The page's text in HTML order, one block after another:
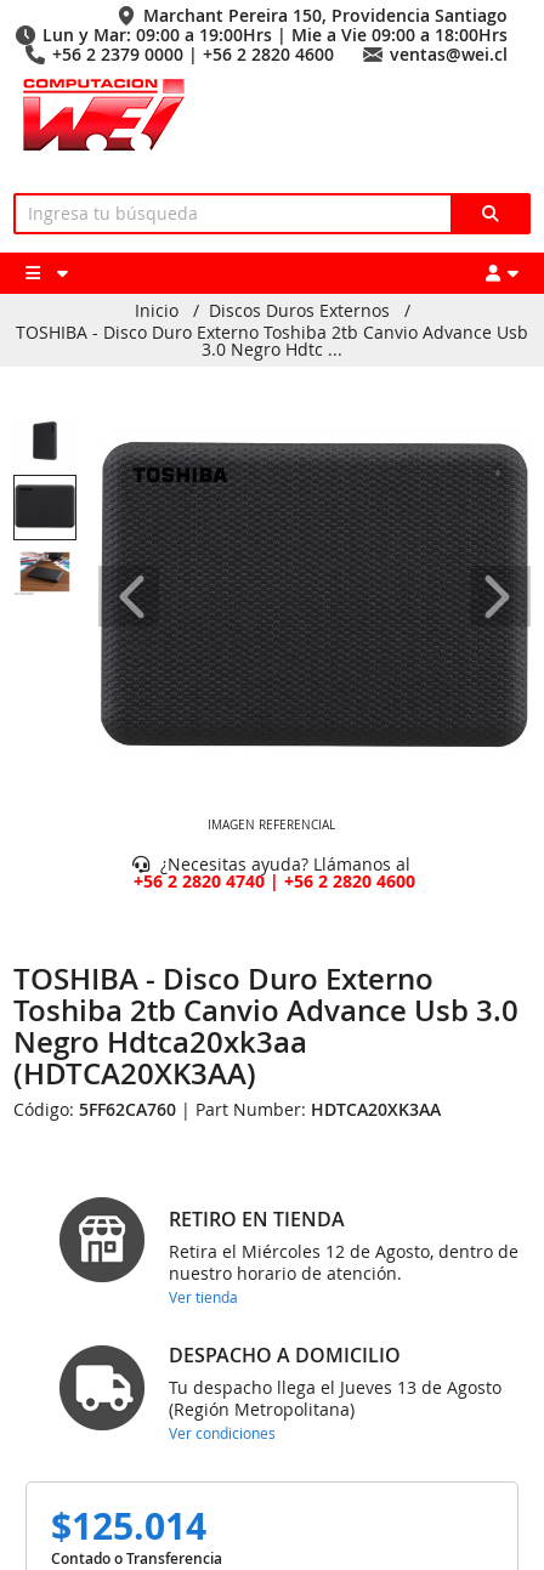
Marchant Pereira 150, Providencia Santiago
Lun y Mar: 09:00 a 19:00Hrs | Mie a Vie 09:00 a 18:00Hrs
+56 2 2379 0000 | +56 2 2820 4600
ventas@wei.cl
Inicio / Discos Duros Externos
/
TOSHIBA - Disco Duro Externo Toshiba 2tb Canvio Advance Usb
3.0 Negro Hdtc ...
IMAGEN REFERENCIAL
¿Necesitas ayuda? Llámanos al
+56 2 2820 4740 | +56 2 2820 4600
TOSHIBA - Disco Duro Externo
Toshiba 2tb Canvio Advance Usb 3.0
Negro Hdtca20xk3aa
(HDTCA20XK3AA)
Código:5FF62CA760 | Part Number: HDTCA20XK3AA
RETIRO EN TIENDA
Retira el Miércoles 12 de Agosto, dentro de
nuestro horario de atención.
Ver tienda
DESPACHO A DOMICILIO
Tu despacho llega el Jueves 13 de Agosto
(Región Metropolitana)
Ver condiciones
$125.014
Contado o Transferencia